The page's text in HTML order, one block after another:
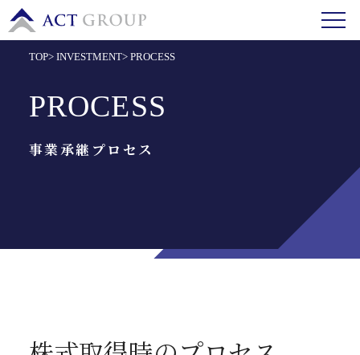
TOP> INVESTMENT> PROCESS
PROCESS
事業承継プロセス